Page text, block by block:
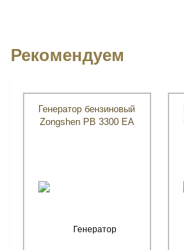
Рекомендуем
Генератор бензиновый
Zongshen PB 3300 EA